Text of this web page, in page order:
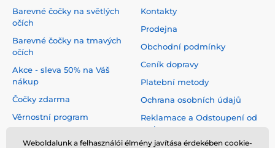
Barevné čočky na světlých
očích
Barevné čočky na tmavých
očích
Akce - sleva 50% na Váš
nákup
Čočky zdarma
Věrnostní program
Kontakty
Prodejna
Obchodní podmínky
Ceník dopravy
Platební metody
Ochrana osobních údajů
Reklamace a Odstoupení od
smlouvy
Weboldalunk a felhasználói élmény javítása érdekében cookie-